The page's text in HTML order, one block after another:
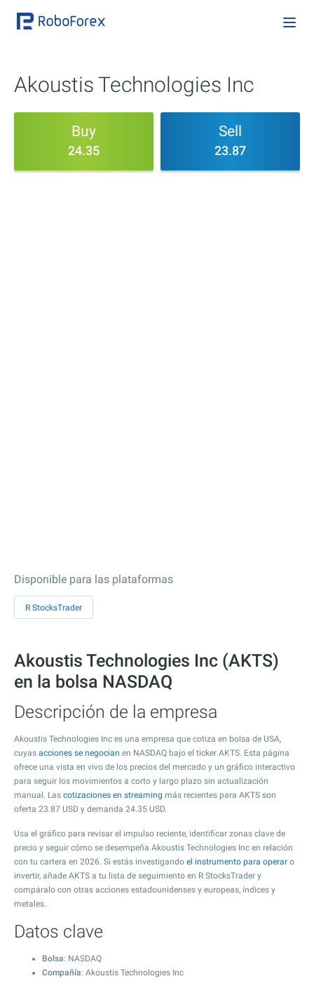
Akoustis Technologies Inc
Buy
24.35
Sell
23.87
Disponible para las plataformas
R StocksTrader
Akoustis Technologies Inc (AKTS)
en la bolsa NASDAQ
Descripción de la empresa
Akoustis Technologies Inc es una empresa que cotiza en bolsa de USA,
cuyas acciones se negocian en NASDAQ bajo el ticker AKTS. Esta página
ofrece una vista en vivo de los precios del mercado y un gráfico interactivo
para seguir los movimientos a corto y largo plazo sin actualización
manual. Las cotizaciones en streaming más recientes para AKTS son
oferta 23.87 USD y demanda 24.35 USD.
Usa el gráfico para revisar el impulso reciente, identificar zonas clave de
precio y seguir cómo se desempeña Akoustis Technologies Inc en relación
con tu cartera en 2026. Si estás investigando el instrumento para operar o
invertir, añade AKTS a tu lista de seguimiento en R StocksTrader y
compáralo con otras acciones estadounidenses y europeas, índices y
metales.
Datos clave
Bolsa: NASDAQ
Compañía: Akoustis Technologies Inc